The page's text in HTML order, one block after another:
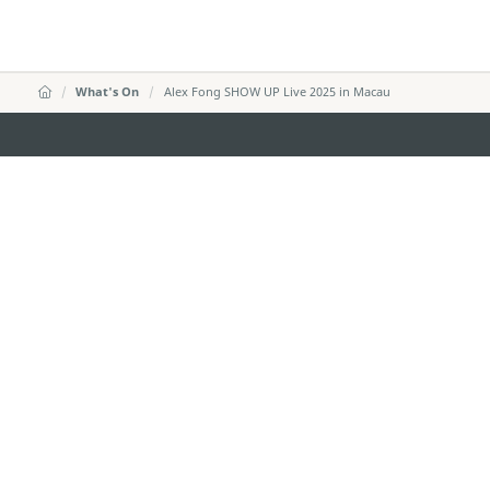
What's On Alex Fong SHOW UP Live 2025 in Macau